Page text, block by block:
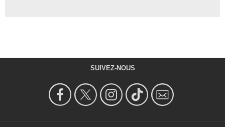
SUIVEZ-NOUS